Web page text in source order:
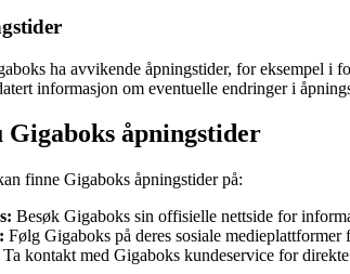
ha avvikende åpningstider, for eksempel i
informasjon om eventuelle endringer i
åpningstider
finne Gigaboks åpningstider på:
Besøk Gigaboks sin offisielle nettside for
Følg Gigaboks på deres sosiale
Ta kontakt med Gigaboks kundeservice for